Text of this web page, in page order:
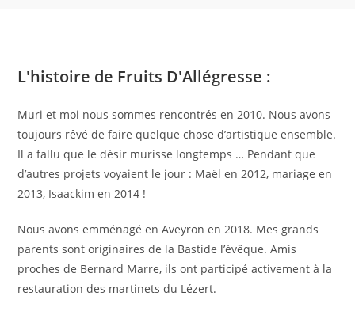
L'histoire de Fruits D'Allégresse :
Muri et moi nous sommes rencontrés en 2010. Nous avons
toujours rêvé de faire quelque chose d’artistique ensemble.
Il a fallu que le désir murisse longtemps … Pendant que
d’autres projets voyaient le jour : Maël en 2012, mariage en
2013, Isaackim en 2014 !
Nous avons emménagé en Aveyron en 2018. Mes grands
parents sont originaires de la Bastide l’évêque. Amis
proches de Bernard Marre, ils ont participé activement à la
restauration des martinets du Lézert.